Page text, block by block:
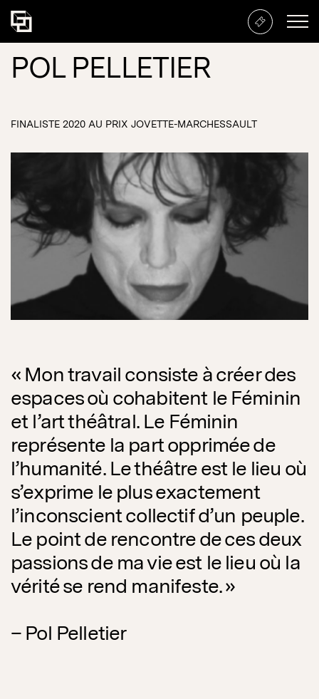
POL PELLETIER
FINALISTE 2020 AU PRIX JOVETTE-MARCHESSAULT
« Mon travail consiste à créer des
espaces où cohabitent le Féminin
et l’art théâtral. Le Féminin
représente la part opprimée de
l’humanité. Le théâtre est le lieu où
s’exprime le plus exactement
l’inconscient collectif d’un peuple.
Le point de rencontre de ces deux
passions de ma vie est le lieu où la
vérité se rend manifeste. »
– Pol Pelletier